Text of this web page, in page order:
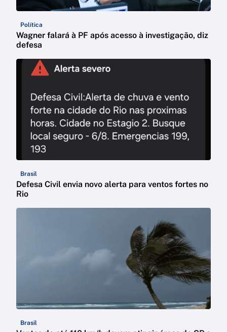
Política
Wagner falará à PF após acesso à investigação, diz
defesa
Brasil
Defesa Civil envia novo alerta para ventos fortes no
Rio
Brasil